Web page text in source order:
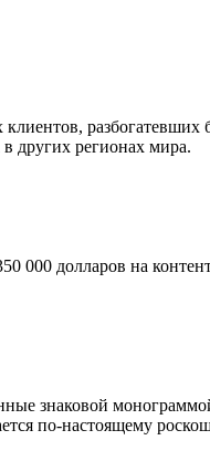
разбогатевших
других регионах мира.
000 долларов на
знаковой
по-настоящему